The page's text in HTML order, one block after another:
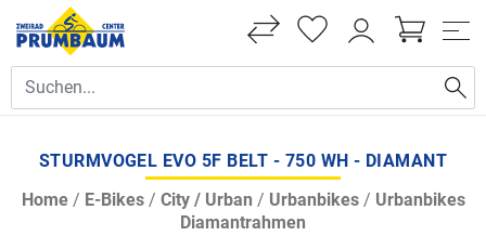
STURMVOGEL EVO 5F BELT - 750 WH - DIAMANT
Home/ E-Bikes/ City / Urban / Urbanbikes/ Urbanbikes
Diamantrahmen